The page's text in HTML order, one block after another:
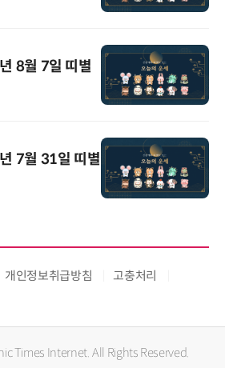
8월 7일 띠별
7월 31일 띠별
개인정보취급방침
고충처리
Times Internet. All Rights Reserved.